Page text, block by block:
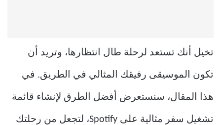
تخيل أنك تستعد لرحلة طال انتظارها، وتريد أن
تكون الموسيقى رفيقك المثالي في الطريق. في
هذا المقال، سنستعرض أفضل الطرق لإنشاء قائمة
تشغيل سفر مثالية على Spotify، لتجعل من رحلتك